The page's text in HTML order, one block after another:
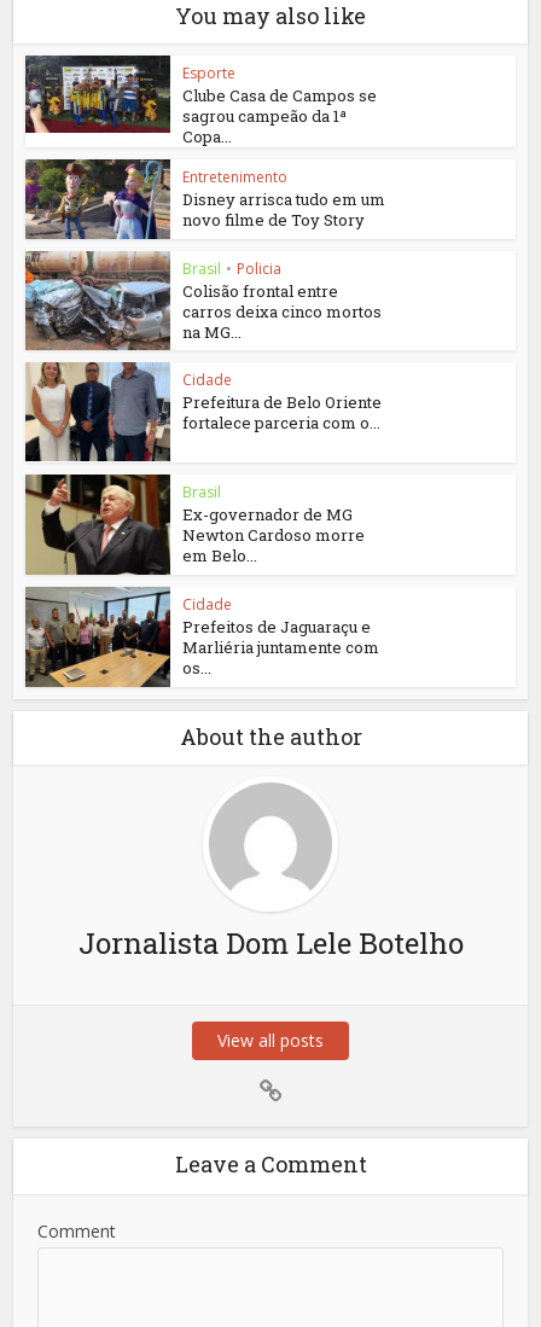
You may also like
Esporte
Clube Casa de Campos se
sagrou campeão da 1ª
Copa...
Entretenimento
Disney arrisca tudo em um
novo filme de Toy Story
Brasil • Policia
Colisão frontal entre
carros deixa cinco mortos
na MG...
Cidade
Prefeitura de Belo Oriente
fortalece parceria com o...
Brasil
Ex-governador de MG
Newton Cardoso morre
em Belo...
Cidade
Prefeitos de Jaguaraçu e
Marliéria juntamente com
os...
About the author
Jornalista Dom Lele Botelho
View all posts
Leave a Comment
Comment